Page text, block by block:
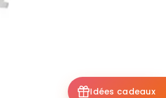
Idées cadeaux